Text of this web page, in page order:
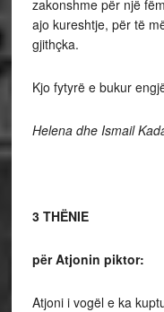
zakonshme për një
ajo kureshtje, për të
gjithçka.
Kjo fytyrë e bukur
Helena dhe Ismail
3 THËNIE
për Atjonin piktor:
Atjoni i vogël e ka